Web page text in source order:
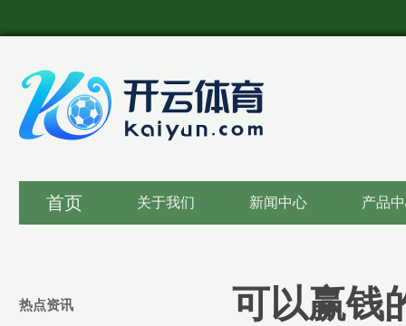
首页 关于我们 新闻中心 产品
可以赢钱
热点资讯